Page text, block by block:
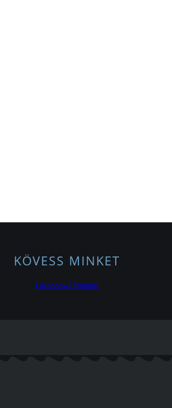
KÖVESS MINKET
Facebook-fYoutube